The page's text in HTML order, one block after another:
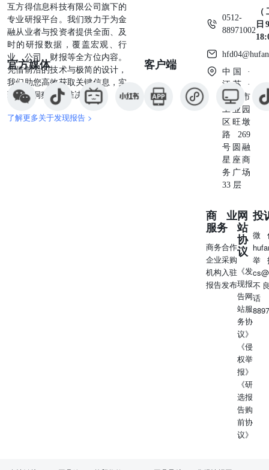
-11611 0.8281 0.3627 120268 2601 0.5661 0.0112 乙二醇
38238 -11703 0.8251 0.362 122516 1714 0.5698 0.011 橡胶主
力 58313 21787 0.4177 -0.0238 88497 1049 0.4667 -0.0075 橡
胶 77227 28525 0.4278 0.0237 112255 2550 0.4737 0.0011 聚
乙烯主力 25141 8102 0.4303 0.1124 64021 4417 0.5294
-0.0756 聚乙烯 25163 8115 0.4308 0.1131 65094 4310 0.5317
-0.0737 聚丙烯主力 14207 3645 0.4148 0.0764 49226 -1045
0.4793 -0.0353 聚丙烯 14562 3813 0.4136 0.0787 50808
-1578 0.4855 -0.0299 甲醇主力 116333 41700 1.2232 0.2623
73129 6970 0.724 -0.1605 甲醇 197054 68545 1.0199 0.1248
291087 8290 0.9816 -0.0324 苯乙烯主力 3953 -283320
1.5736 0.9671 4790 -138930 2.0278 0.7223 苯乙烯 415088
126707 0.7048 0.0956 8558 -141279 1.3332 0.0393 LPG主力
互方得信息科技有限公司旗下的
专业研报平台。我们致力于为金
融从业者与投资者提供全面、及
时的研报数据，覆盖宏观、行
业、公司、财报等全方位内容。
凭借前沿的技术与极简的设计，
我们助您高效获取关键信息，实
现深度洞察与精准决策。
了解更多关于发现报告 >
官方媒体 客户端
0512-
88971002
日
中国 ·
江苏 ·
苏州市
工业园
区旺墩
路269
号圆融
星座商
务广场
33 层
商业
服务
商务合作
企业采购
机构入驻
报告发布
网
站
协
议
《发
现报
告网
站服
务协
议》
《侵
权举
报》
《研
选报
告购
前协
议》
投
微
举
不